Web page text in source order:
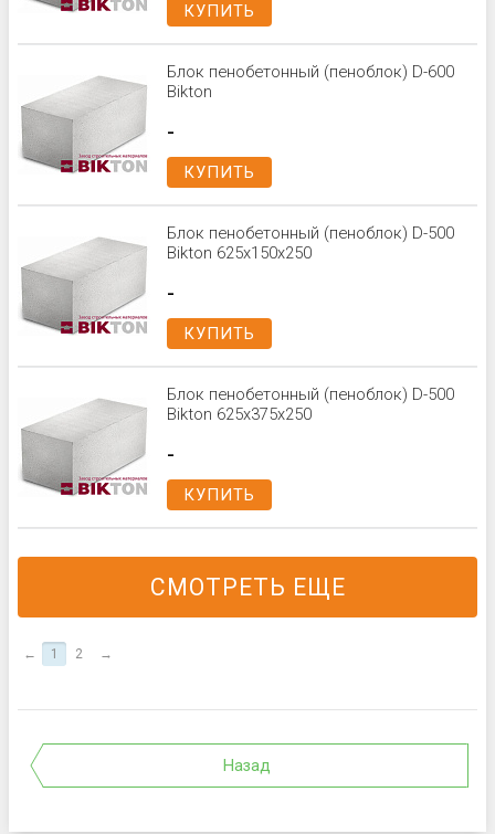
КУПИТЬ
Блок пенобетонный (пеноблок) D-600
Bikton
-
КУПИТЬ
Блок пенобетонный (пеноблок) D-500
Bikton 625x150x250
-
КУПИТЬ
Блок пенобетонный (пеноблок) D-500
Bikton 625x375x250
-
КУПИТЬ
СМОТРЕТЬ ЕЩЕ
← 1 2 →
Назад